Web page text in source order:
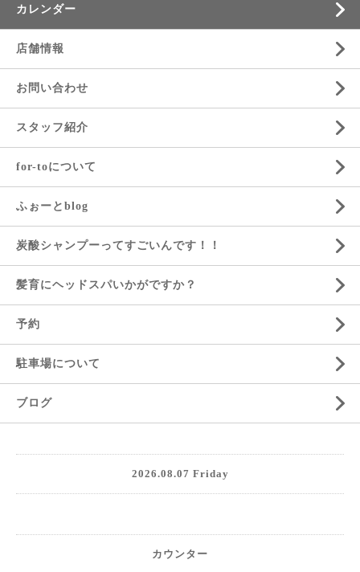
カレンダー
店舗情報
お問い合わせ
スタッフ紹介
for-toについて
ふぉーとblog
炭酸シャンプーってすごいんです！！
髪育にヘッドスパいかがですか？
予約
駐車場について
ブログ
2026.08.07 Friday
カウンター